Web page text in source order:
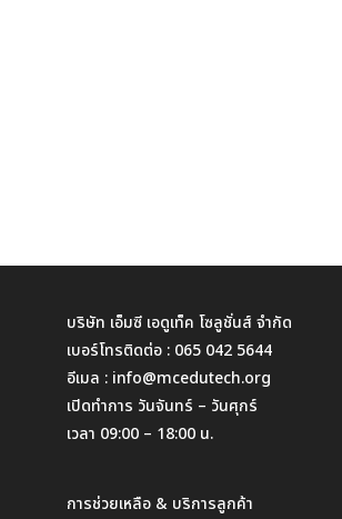
บริษัท เอ็มซี เอดูเท็ค โซลูชั่นส์ จำกัด
เบอร์โทรติดต่อ : 065 042 5644
อีเมล : info@mcedutech.org
เปิดทำการ วันจันทร์ – วันศุกร์
เวลา 09:00 – 18:00 น.
การช่วยเหลือ & บริการลูกค้า